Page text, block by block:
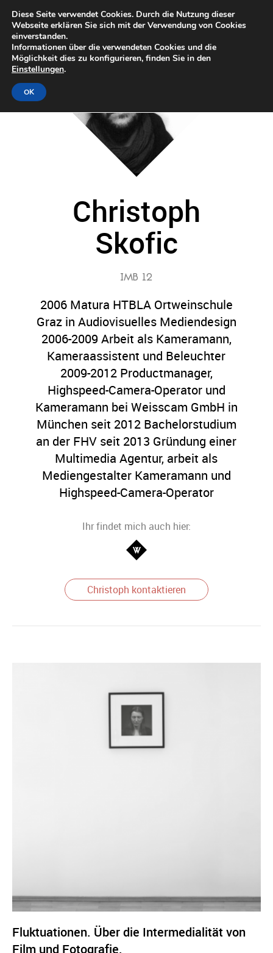
Christoph
Skofic
IMB 12
2006 Matura HTBLA Ortweinschule
Graz in Audiovisuelles Mediendesign
2006-2009 Arbeit als Kameramann,
Kameraassistent und Beleuchter
2009-2012 Productmanager,
Highspeed-Camera-Operator und
Kameramann bei Weisscam GmbH in
München seit 2012 Bachelorstudium
an der FHV seit 2013 Gründung einer
Multimedia Agentur, arbeit als
Mediengestalter Kameramann und
Highspeed-Camera-Operator
Ihr findet mich auch hier:
Christoph kontaktieren
Fluktuationen. Über die Intermedialität von
Film und Fotografie.
Diese Seite verwendet Cookies. Durch die Nutzung dieser
Webseite erklären Sie sich mit der Verwendung von Cookies
einverstanden.
Informationen über die verwendeten Cookies und die
Möglichkeit dies zu konfigurieren, finden Sie in den
Einstellungen.
OK